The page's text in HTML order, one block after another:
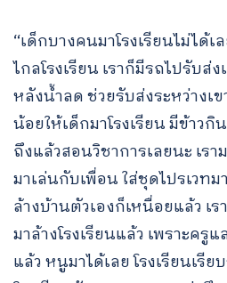
Search
“เด็กบางคนมาโรงเรียนไม่ได้
ไกลโรงเรียน เราก็มีรถไปรับ
หลังน้ำลด ช่วยรับส่งระหว่างเ
น้อยให้เด็กมาโรงเรียน มีข้าวกิ
ถึงแล้วสอนวิชาการเลยนะ เร
มาเล่นกับเพื่อน ใส่ชุดไปรเวท
ล้างบ้านตัวเองก็เหนื่อยแล้ว เ
มาล้างโรงเรียนแล้ว เพราะครู
แล้ว หนูมาได้เลย โรงเรียนเรี